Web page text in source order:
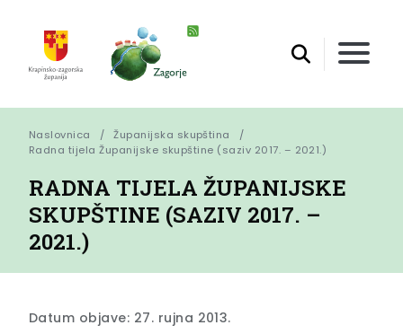
Naslovnica
Županijska skupština
Radna tijela Županijske skupštine (saziv 2017. – 2021.)
RADNA TIJELA ŽUPANIJSKE
SKUPŠTINE (SAZIV 2017. –
2021.)
Datum objave: 27. rujna 2013.